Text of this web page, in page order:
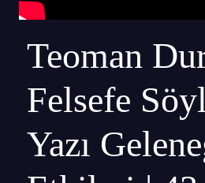
Teoman
Felsefe
Yazı